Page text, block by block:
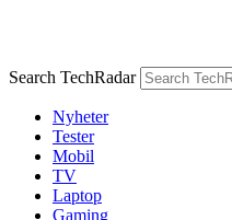
Search TechRadar
Nyheter
Tester
Mobil
TV
Laptop
Gaming